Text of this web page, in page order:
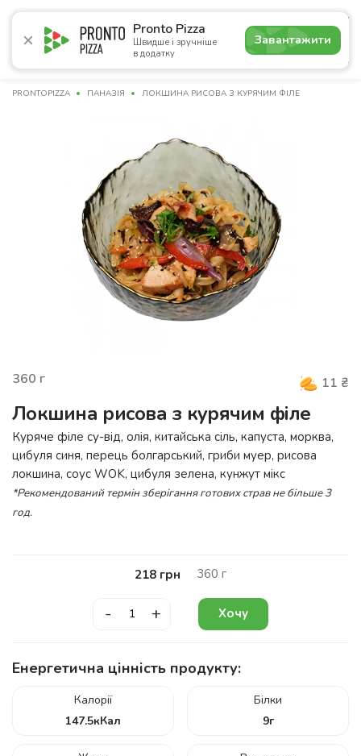
Pronto Pizza
Швидше і зручніше
в додатку
Завантажити
4.8
Акції Піца Суші Сети Напої
PRONTOPIZZA ПАНАЗІЯ ЛОКШИНА РИСОВА З КУРЯЧИМ ФІЛЕ
360 г 11 ₴
Локшина рисова з курячим філе
Куряче філе су-від, олія, китайська сіль, капуста, морква,
цибуля синя, перець болгарський, гриби муер, рисова
локшина, соус WOK, цибуля зелена, кунжут мікс
*Рекомендований термін зберігання готових страв не більше 3
год.
218 грн 360 г
- + Хочу
Енергетична цінність продукту:
Калорії
147.5кКал
Білки
9г